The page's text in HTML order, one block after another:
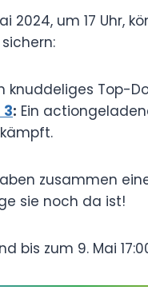
2024, um 17 Uhr,
knuddeliges Top-
3: Ein
zusammen
sie noch da ist!
bis zum 9. Mai